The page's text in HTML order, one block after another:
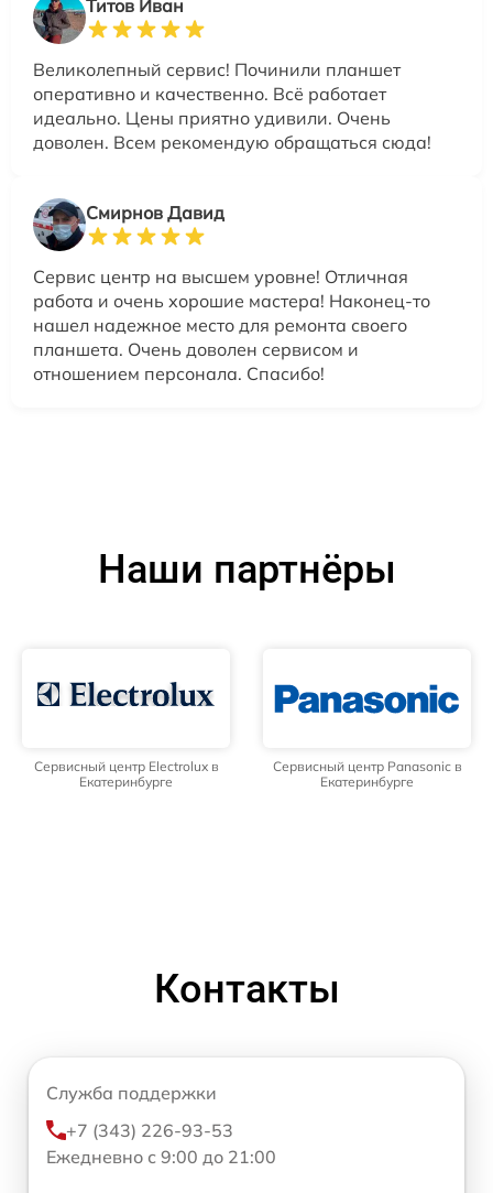
Титов Иван
Великолепный сервис! Починили планшет
оперативно и качественно. Всё работает
идеально. Цены приятно удивили. Очень
доволен. Всем рекомендую обращаться сюда!
Смирнов Давид
Сервис центр на высшем уровне! Отличная
работа и очень хорошие мастера! Наконец-то
нашел надежное место для ремонта своего
планшета. Очень доволен сервисом и
отношением персонала. Спасибо!
Наши партнёры
Сервисный центр Electrolux в
Екатеринбурге
Сервисный центр Panasonic в
Екатеринбурге
Контакты
Служба поддержки
+7 (343) 226-93-53
Ежедневно с 9:00 до 21:00